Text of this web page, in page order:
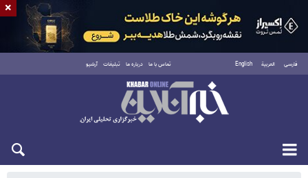
فارسی العربية English تماس با ما درباره ما تبلیغات آرشیو
شنبه ۱۷ مرداد ۱۴۰۵
×